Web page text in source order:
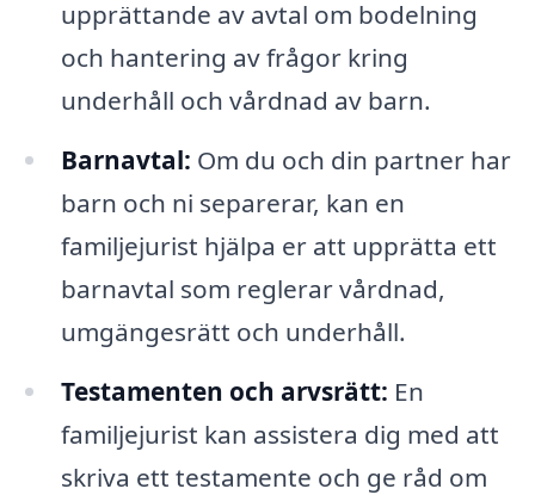
upprättande av avtal om bodelning
och hantering av frågor kring
underhåll och vårdnad av barn.
Barnavtal: Om du och din partner har
barn och ni separerar, kan en
familjejurist hjälpa er att upprätta ett
barnavtal som reglerar vårdnad,
umgängesrätt och underhåll.
Testamenten och arvsrätt: En
familjejurist kan assistera dig med att
skriva ett testamente och ge råd om